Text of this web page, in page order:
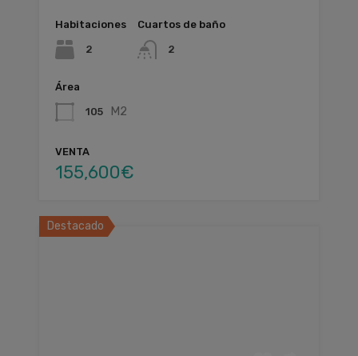
Habitaciones
2
Cuartos de baño
2
Área
105 M2
VENTA
155,600€
Destacado